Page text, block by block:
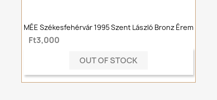
MÉE Székesfehérvár 1995 Szent László Bronz Érem
Ft3,000
OUT OF STOCK